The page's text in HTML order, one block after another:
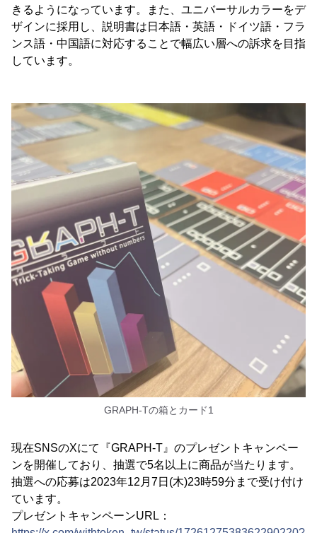
きるようになっています。また、ユニバーサルカラーをデ
ザインに採用し、説明書は日本語・英語・ドイツ語・フラ
ンス語・中国語に対応することで幅広い層への訴求を目指
しています。
GRAPH-Tの箱とカード1
現在SNSのXにて『GRAPH-T』のプレゼントキャンペー
ンを開催しており、抽選で5名以上に商品が当たります。
抽選への応募は2023年12月7日(木)23時59分まで受け付け
ています。
プレゼントキャンペーンURL：